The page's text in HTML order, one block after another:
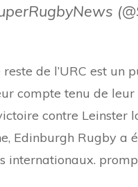
reste de l’URC est
compte tenu de
contre Leinster
Edinburgh Rugby a
internationaux.